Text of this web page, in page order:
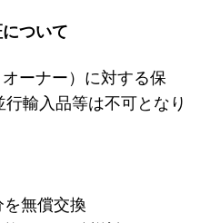
ついて
ーナー）に対する保
輸入品等は不可となり
無償交換